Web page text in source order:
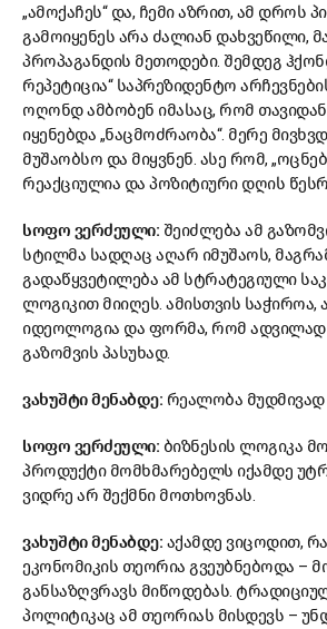
„ამოქაჩეს“ და, ჩემი აზრით, ამ დროს
გამოიყენეს არა ძალიან დახვეწილი,
პროპაგანდის მეთოდები. შემდეგ
რეპეტიცია“ საპრეზიდენტო
ოღონდ ამბობენ იმასაც, რომ
იყენებდა „ნაცმოძრაობა“. მერე
მუშაობსო და მიყვნენ. ასე რომ,
რეაქციულია და პოზიტიური დღის
სოფო ვერძეული: შეიძლება ამ
სტილმა სადღაც აღარ იმუშაოს,
გადაწყვეტილება ამ სტრატეგიული
ლოგიკით მიიღეს. ამისთვის საჭიროა,
იდეოლოგია და ფორმა, რომ ადვილად
გაზომვის პასუხად.
ვახუშტი მენაბდე: რეალობა
სოფო ვერძეული: ბიზნესის ლოგიკა
პროდუქტი მომხმარებელს იქამდე
ვიდრე არ შექმნი მოთხოვნას.
ვახუშტი მენაბდე: აქამდე ვიცოდით,
ეკონომიკის თეორია გვეუბნებოდა –
განსაზღვრავს მიწოდებას.
პოლიტიკაც ამ თეორიას მისდევს –